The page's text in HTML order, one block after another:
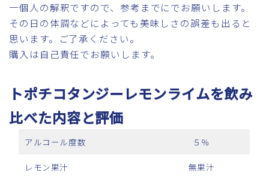
一個人の解釈ですので、参考までにでお願いします。
その日の体調などによっても美味しさの誤差も出ると
思います。ご了承ください。
購入は自己責任でお願いします。
トポチコタンジーレモンライムを飲み
比べた内容と評価
アルコール度数 ５％
レモン果汁 無果汁